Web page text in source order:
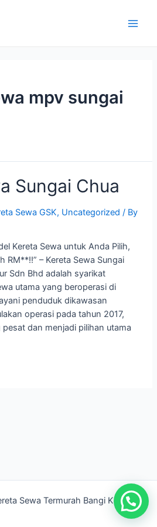
mpv sungai
Sungai Chua
Sewa GSK, Uncategorized / By
Kereta Sewa untuk Anda Pilih,
RM**!!” – Kereta Sewa Sungai
Sdn Bhd adalah syarikat
utama yang beroperasi di
penduduk dikawasan
operasi pada tahun 2017,
dan menjadi pilihan utama
Sewa Termurah Bangi Kajang